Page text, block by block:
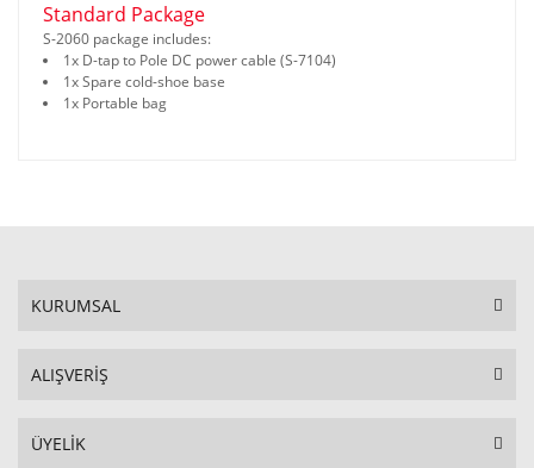
Standard Package
S-2060 package includes:
1x D-tap to Pole DC power cable (S-7104)
1x Spare cold-shoe base
1x Portable bag
KURUMSAL
ALIŞVERİŞ
ÜYELİK